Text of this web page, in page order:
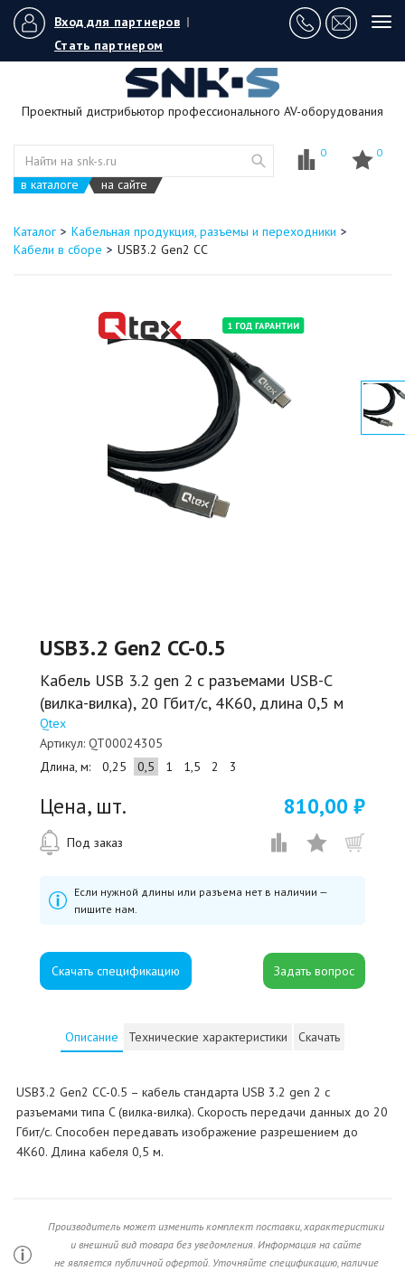
Вход для партнеров |
Стать партнером
Проектный дистрибьютор профессионального AV-оборудования
в каталоге на сайте
0 0
Каталог
Кабельная продукция, разъемы и переходники
Кабели в сборе
USB3.2 Gen2 CC
USB3.2 Gen2 CC-0.5
Кабель USB 3.2 gen 2 с разъемами USB-C
(вилка-вилка), 20 Гбит/с, 4К60, длина 0,5 м
Qtex
Артикул: QT00024305
Длина, м:
0,25 0,5 1 1,5 2 3
Цена, шт. 810,00 ₽
Под заказ
Если нужной длины или разъема нет в наличии —
пишите нам.
Скачать спецификацию
Описание Технические характеристики Скачать
USB3.2 Gen2 CC-0.5 – кабель стандарта USB 3.2 gen 2 с
разъемами типа C (вилка-вилка). Скорость передачи данных до 20
Гбит/с. Способен передавать изображение разрешением до
4К60. Длина кабеля 0,5 м.
Производитель может изменить комплект поставки, характеристики
и внешний вид товара без уведомления. Информация на сайте
не является публичной офертой. Уточняйте спецификацию, наличие